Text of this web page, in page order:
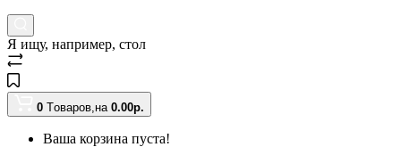
Я ищу, например, стол
0 Tоваров,на 0.00р.
Ваша корзина пуста!